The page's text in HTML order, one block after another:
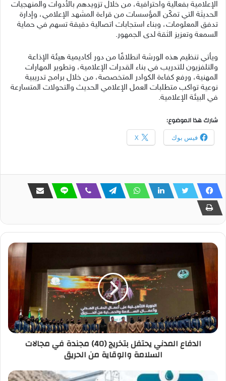
الإعلامية بفعالية واحترافية، من خلال تزويدهم بالأدوات والمنهجيات
الحديثة التي تمكّن المؤسسات من قراءة المشهد الإعلامي، وإدارة
تدفق المعلومات، وبناء استجابات اتصالية دقيقة تسهم في حماية
السمعة وتعزيز الثقة لدى الجمهور.
ويأتي تنظيم هذه الورشة انطلاقًا من دور أكاديمية هيئة الإذاعة
والتلفزيون للتدريب في بناء القدرات الإعلامية، وتطوير المهارات
المهنية، ورفع كفاءة الكوادر المتخصصة، من خلال برامج تدريبية
نوعية تواكب متطلبات العمل الإعلامي الحديث والتحولات المتسارعة
في البيئة الإعلامية.
شارك هذا الموضوع:
فيس بوك X
الدفاع المدني يحتفل بتخريج (40) مجندة في مجالات
السلامة والوقاية من الحريق